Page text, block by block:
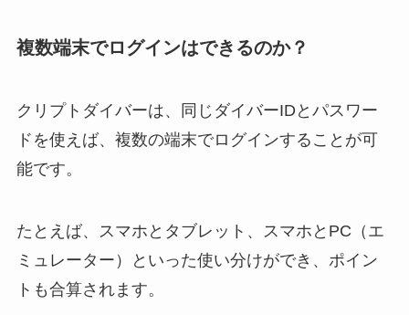
複数端末でログインはできるのか？
クリプトダイバーは、同じダイバーIDとパスワー
ドを使えば、複数の端末でログインすることが可
能です。
たとえば、スマホとタブレット、スマホとPC（エ
ミュレーター）といった使い分けができ、ポイン
トも合算されます。